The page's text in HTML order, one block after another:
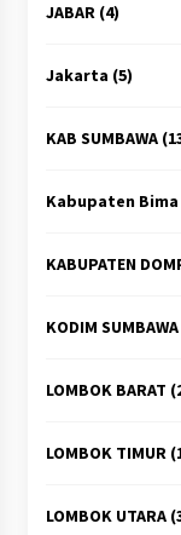
JABAR(4)
Jakarta (5)
KAB SUMBAWA
Kabupaten Bima
KABUPATEN
KODIM SUMBAWA
LOMBOK BARAT
LOMBOK TIMUR
LOMBOK UTARA